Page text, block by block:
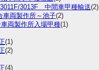
3013F 中間車甲種輸送(2)
車両製作所～池子(2)
両製作所入場甲種(1)
(1)
(2)
(4)